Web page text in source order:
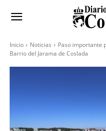
Inicio Noticias
Paso importante
Barrio del Jarama de Coslada